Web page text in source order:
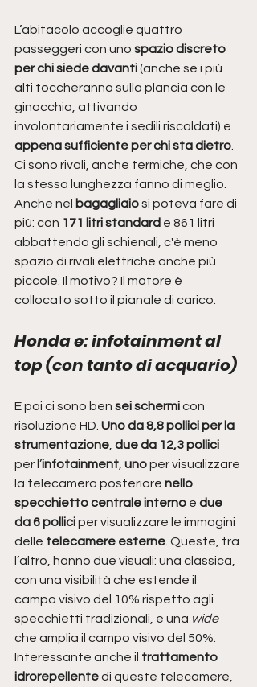
L’abitacolo accoglie quattro
passeggeri con uno spazio discreto
per chi siede davanti (anche se i più
alti toccheranno sulla plancia con le
ginocchia, attivando
involontariamente i sedili riscaldati) e
appena sufficiente per chi sta dietro
Ci sono rivali, anche termiche, che con
la stessa lunghezza fanno di meglio.
Anche nel bagagliaio si poteva fare di
più: con 171 litri standard e 861 litri
abbattendo gli schienali, c'è meno
spazio di rivali elettriche anche più
piccole. Il motivo? Il motore è
collocato sotto il pianale di carico.
Honda e: infotainment al
top (con tanto di acquario)
E poi ci sono ben sei schermi con
risoluzione HD. Uno da 8,8 pollici per la
strumentazione due da 12,3 pollici
per l’infotainment uno per visualizzare
la telecamera posteriore nello
specchietto centrale interno e due
da 6 pollici per visualizzare le immagini
delle telecamere esterne . Queste, tra
l’altro, hanno due visuali: una classica,
con una visibilità che estende il
campo visivo del 10% rispetto agli
specchietti tradizionali, e una wide
che amplia il campo visivo del 50%.
Interessante anche il trattamento
idrorepellente di queste telecamere,